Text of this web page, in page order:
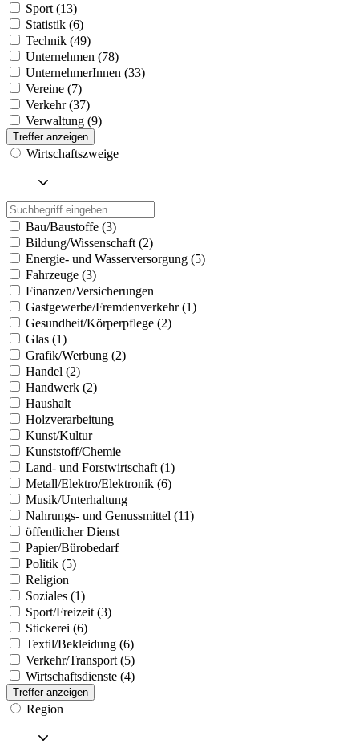
Sport (13)
Statistik (6)
Technik (49)
Unternehmen (78)
UnternehmerInnen (33)
Vereine (7)
Verkehr (37)
Verwaltung (9)
Treffer anzeigen
Wirtschaftszweige
Bau/Baustoffe (3)
Bildung/Wissenschaft (2)
Energie- und Wasserversorgung (5)
Fahrzeuge (3)
Finanzen/Versicherungen
Gastgewerbe/Fremdenverkehr (1)
Gesundheit/Körperpflege (2)
Glas (1)
Grafik/Werbung (2)
Handel (2)
Handwerk (2)
Haushalt
Holzverarbeitung
Kunst/Kultur
Kunststoff/Chemie
Land- und Forstwirtschaft (1)
Metall/Elektro/Elektronik (6)
Musik/Unterhaltung
Nahrungs- und Genussmittel (11)
öffentlicher Dienst
Papier/Bürobedarf
Politik (5)
Religion
Soziales (1)
Sport/Freizeit (3)
Stickerei (6)
Textil/Bekleidung (6)
Verkehr/Transport (5)
Wirtschaftsdienste (4)
Treffer anzeigen
Region